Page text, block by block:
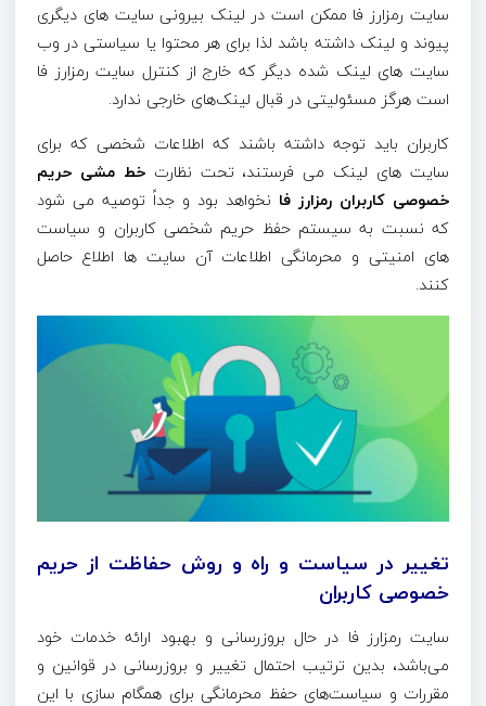
سایت رمزارز فا ممکن است در لینک بیرونی سایت های دیگری
پیوند و لینک داشته باشد لذا برای هر محتوا یا سیاستی در وب
سایت های لینک شده دیگر که خارج از کنترل سایت رمزارز فا
است هرگز مسئولیتی در قبال لینک‌های خارجی ندارد.
کاربران باید توجه داشته باشند که اطلاعات شخصی که برای
سایت های لینک می فرستند،‌ تحت نظارتخط مشی حریم
خصوصی کاربران رمزارز فا نخواهد بود و جداً توصیه می شود
که نسبت به سیستم حفظ حریم شخصی کاربران و سیاست
های امنیتی و محرمانگی اطلاعات آن سایت ها اطلاع حاصل
کنند.
تغییر در سیاست و راه و روش حفاظت از حریم
خصوصی کاربران
سایت رمزارز فا در حال بروزرسانی و بهبود ارائه خدمات خود
می‌باشد، بدین ترتیب احتمال تغییر و بروزرسانی در قوانین و
مقررات و سیاست‌های حفظ محرمانگی برای همگام سازی با این